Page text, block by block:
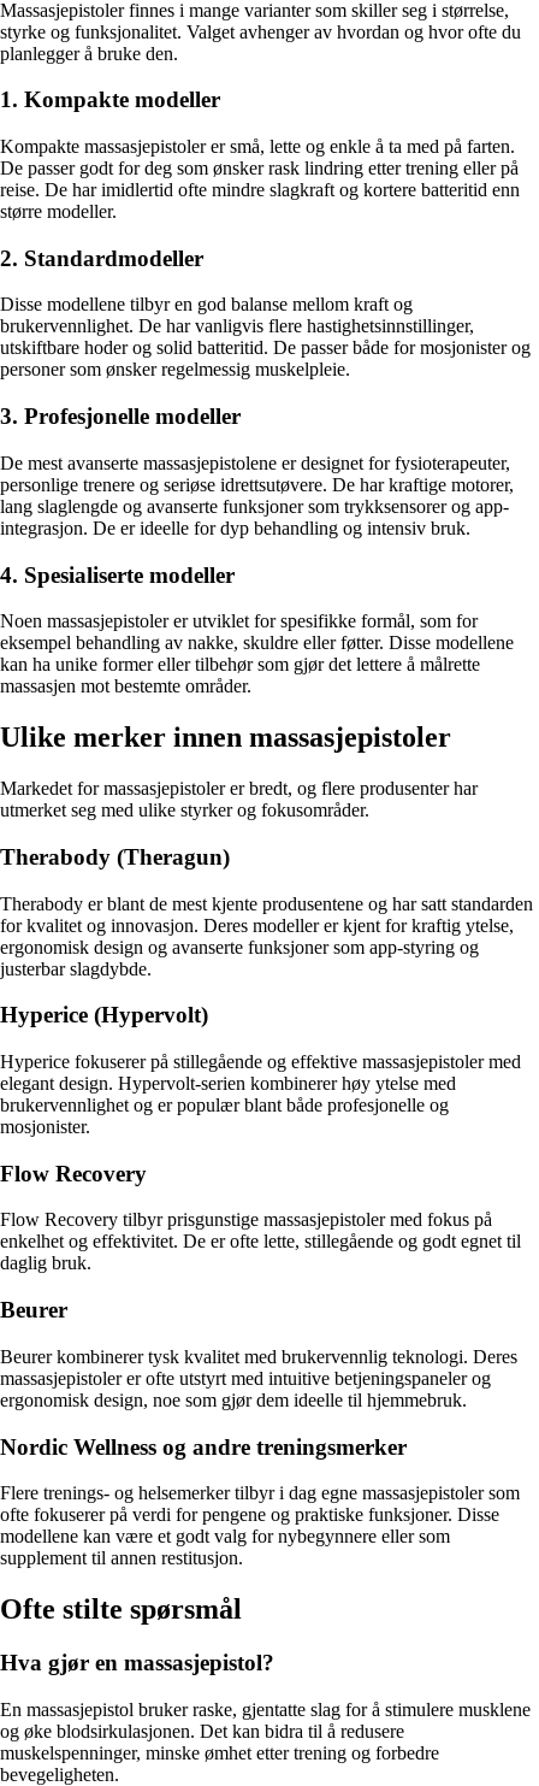
Massasjepistoler finnes i mange varianter som skiller seg i størrelse,
styrke og funksjonalitet. Valget avhenger av hvordan og hvor ofte du
planlegger å bruke den.
1. Kompakte modeller
Kompakte massasjepistoler er små, lette og enkle å ta med på farten.
De passer godt for deg som ønsker rask lindring etter trening eller på
reise. De har imidlertid ofte mindre slagkraft og kortere batteritid enn
større modeller.
2. Standardmodeller
Disse modellene tilbyr en god balanse mellom kraft og
brukervennlighet. De har vanligvis flere hastighetsinnstillinger,
utskiftbare hoder og solid batteritid. De passer både for mosjonister og
personer som ønsker regelmessig muskelpleie.
3. Profesjonelle modeller
De mest avanserte massasjepistolene er designet for fysioterapeuter,
personlige trenere og seriøse idrettsutøvere. De har kraftige motorer,
lang slaglengde og avanserte funksjoner som trykksensorer og app-
integrasjon. De er ideelle for dyp behandling og intensiv bruk.
4. Spesialiserte modeller
Noen massasjepistoler er utviklet for spesifikke formål, som for
eksempel behandling av nakke, skuldre eller føtter. Disse modellene
kan ha unike former eller tilbehør som gjør det lettere å målrette
massasjen mot bestemte områder.
Ulike merker innen massasjepistoler
Markedet for massasjepistoler er bredt, og flere produsenter har
utmerket seg med ulike styrker og fokusområder.
Therabody (Theragun)
Therabody er blant de mest kjente produsentene og har satt standarden
for kvalitet og innovasjon. Deres modeller er kjent for kraftig ytelse,
ergonomisk design og avanserte funksjoner som app-styring og
justerbar slagdybde.
Hyperice (Hypervolt)
Hyperice fokuserer på stillegående og effektive massasjepistoler med
elegant design. Hypervolt-serien kombinerer høy ytelse med
brukervennlighet og er populær blant både profesjonelle og
mosjonister.
Flow Recovery
Flow Recovery tilbyr prisgunstige massasjepistoler med fokus på
enkelhet og effektivitet. De er ofte lette, stillegående og godt egnet til
daglig bruk.
Beurer
Beurer kombinerer tysk kvalitet med brukervennlig teknologi. Deres
massasjepistoler er ofte utstyrt med intuitive betjeningspaneler og
ergonomisk design, noe som gjør dem ideelle til hjemmebruk.
Nordic Wellness og andre treningsmerker
Flere trenings- og helsemerker tilbyr i dag egne massasjepistoler som
ofte fokuserer på verdi for pengene og praktiske funksjoner. Disse
modellene kan være et godt valg for nybegynnere eller som
supplement til annen restitusjon.
Ofte stilte spørsmål
Hva gjør en massasjepistol?
En massasjepistol bruker raske, gjentatte slag for å stimulere musklene
og øke blodsirkulasjonen. Det kan bidra til å redusere
muskelspenninger, minske ømhet etter trening og forbedre
bevegeligheten.